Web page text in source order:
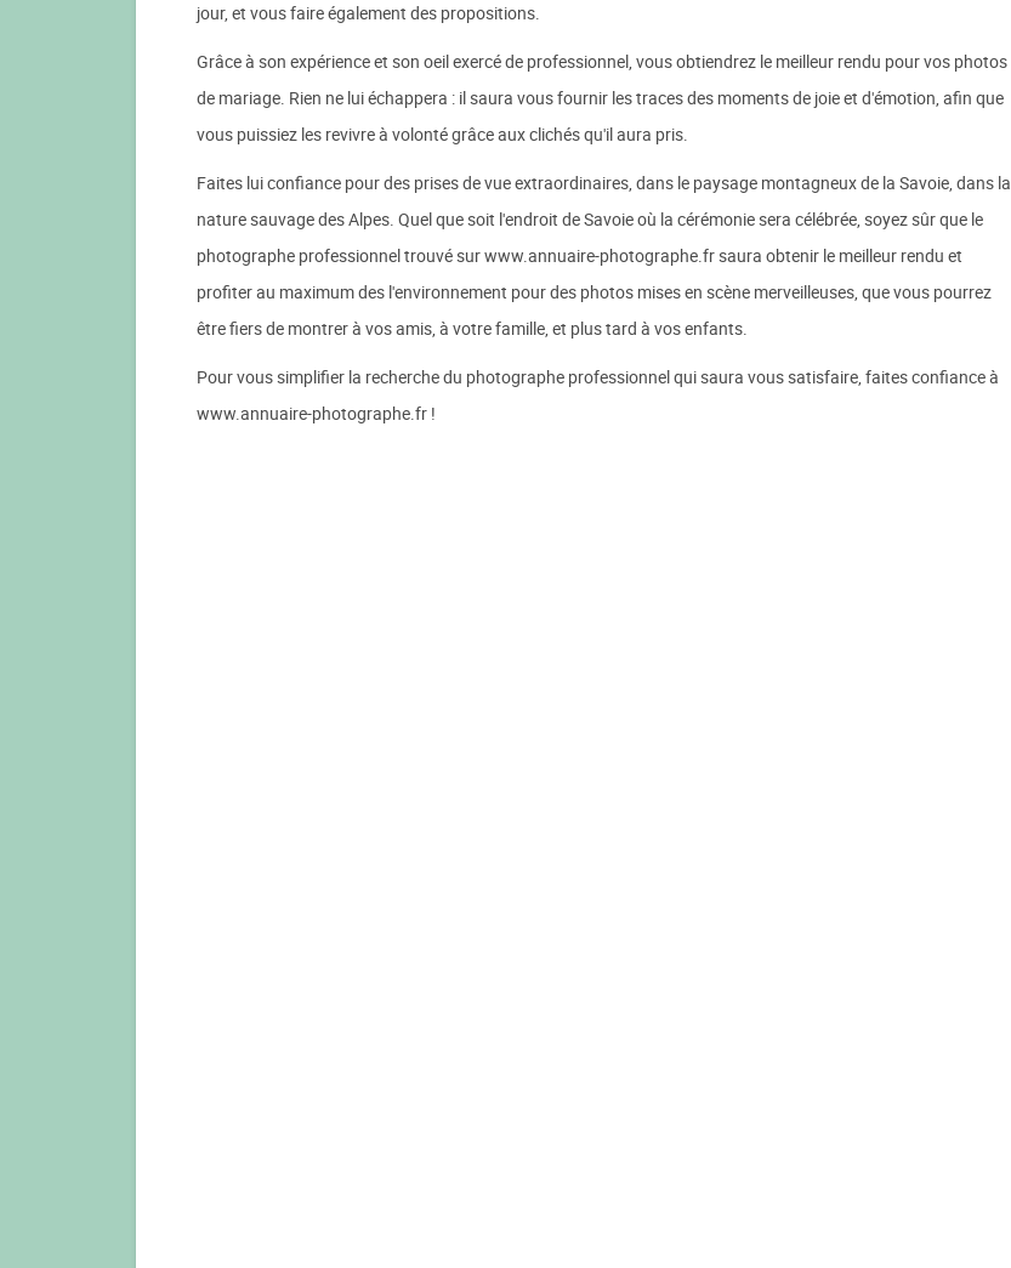
jour, et vous faire également des propositions.
Grâce à son expérience et son oeil exercé de professionnel, vous obtiendrez le meilleur rendu pour vos photos
de mariage. Rien ne lui échappera : il saura vous fournir les traces des moments de joie et d'émotion, afin que
vous puissiez les revivre à volonté grâce aux clichés qu'il aura pris.
Faites lui confiance pour des prises de vue extraordinaires, dans le paysage montagneux de la Savoie, dans la
nature sauvage des Alpes. Quel que soit l'endroit de Savoie où la cérémonie sera célébrée, soyez sûr que le
photographe professionnel trouvé sur www.annuaire-photographe.fr saura obtenir le meilleur rendu et
profiter au maximum des l'environnement pour des photos mises en scène merveilleuses, que vous pourrez
être fiers de montrer à vos amis, à votre famille, et plus tard à vos enfants.
Pour vous simplifier la recherche du photographe professionnel qui saura vous satisfaire, faites confiance à
www.annuaire-photographe.fr !